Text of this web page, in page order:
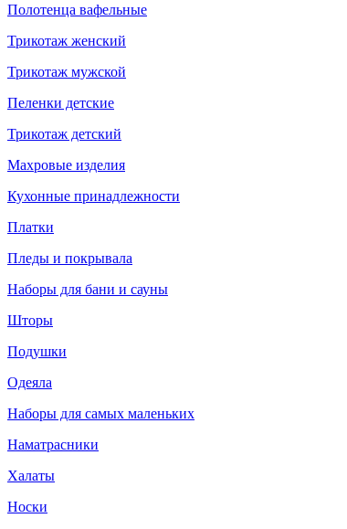
Полотенца вафельные
Трикотаж женский
Трикотаж мужской
Пеленки детские
Трикотаж детский
Махровые изделия
Кухонные принадлежности
Платки
Пледы и покрывала
Наборы для бани и сауны
Шторы
Подушки
Одеяла
Наборы для самых маленьких
Наматрасники
Халаты
Носки